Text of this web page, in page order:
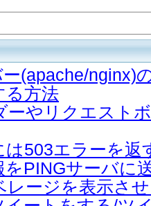
(apache/nginx)
る方法
ーやリクエスト
503エラーを返
PINGサーバに
レージを表示さ